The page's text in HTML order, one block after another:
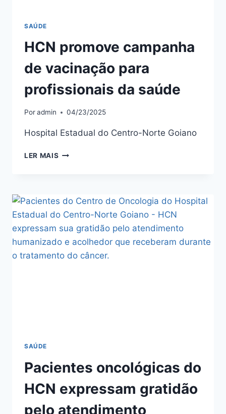
SAÚDE
HCN promove campanha
de vacinação para
profissionais da saúde
Poradmin 04/23/2025
Hospital Estadual do Centro-Norte Goiano
LER MAIS
SAÚDE
Pacientes oncológicas do
HCN expressam gratidão
pelo atendimento